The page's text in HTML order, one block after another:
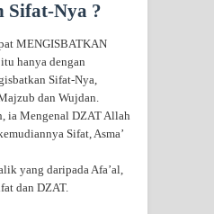
Sifat-Nya ?
MENGISBATKAN
hanya dengan
Sifat-Nya,
dan Wujdan.
ia Mengenal DZAT Allah
Sifat, Asma’
yang daripada Afa’al,
dan DZAT.